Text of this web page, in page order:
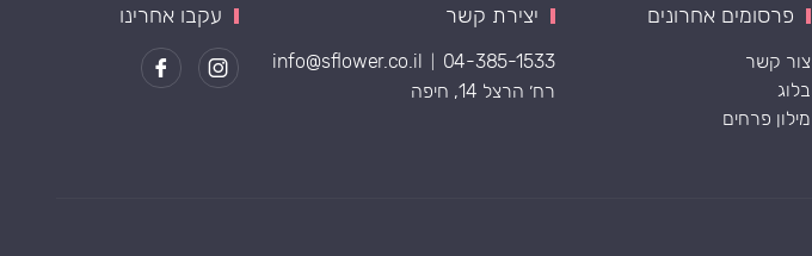
פרסומים אחרונים
צור קשר
בלוג
מילון פרחים
יצירת קשר
04-385-1533
info@sflower.co.il
רח׳ הרצל 14, חיפה
עקבו אחרינו